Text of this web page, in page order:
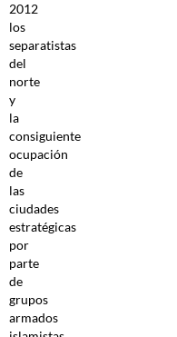
2012
los
separatistas
del
norte
y
la
consiguiente
ocupación
de
las
ciudades
estratégicas
por
parte
de
grupos
armados